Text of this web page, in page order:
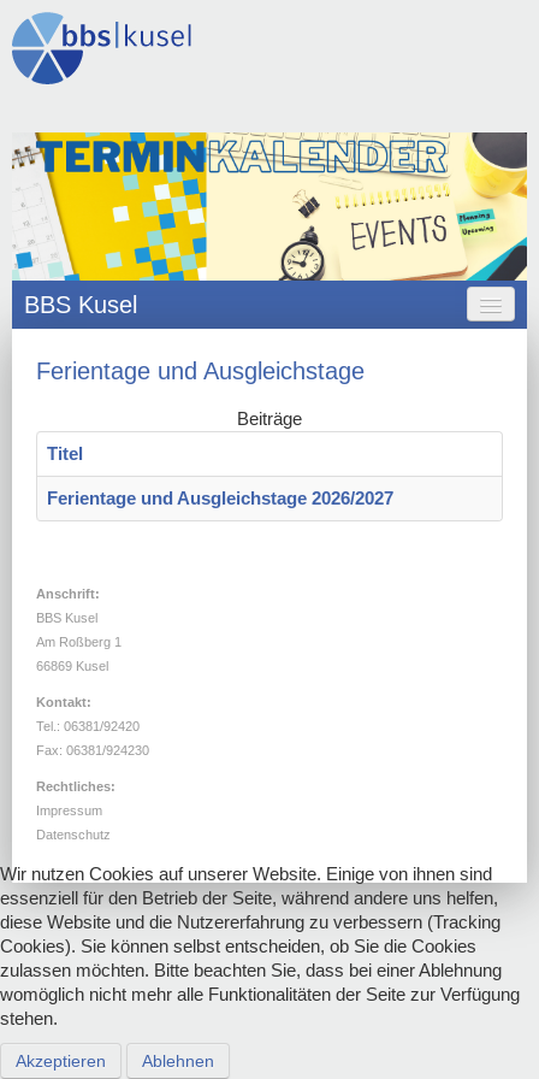
BBS Kusel
ORGANISATION
SCHULLEBEN
LINKS
Ferientage und Ausgleichstage
Beiträge
Titel
Ferientage und Ausgleichstage 2026/2027
Anschrift:
BBS Kusel
Am Roßberg 1
66869 Kusel
Kontakt:
Tel.: 06381/92420
Fax: 06381/924230
Rechtliches:
Impressum
Datenschutz
Wir nutzen Cookies auf unserer Website. Einige von ihnen sind
essenziell für den Betrieb der Seite, während andere uns helfen,
diese Website und die Nutzererfahrung zu verbessern (Tracking
Cookies). Sie können selbst entscheiden, ob Sie die Cookies
zulassen möchten. Bitte beachten Sie, dass bei einer Ablehnung
womöglich nicht mehr alle Funktionalitäten der Seite zur Verfügung
stehen.
Akzeptieren Ablehnen